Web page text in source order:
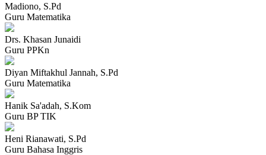
Madiono, S.Pd
Guru Matematika
Drs. Khasan Junaidi
Guru PPKn
Diyan Miftakhul Jannah, S.Pd
Guru Matematika
Hanik Sa'adah, S.Kom
Guru BP TIK
Heni Rianawati, S.Pd
Guru Bahasa Inggris